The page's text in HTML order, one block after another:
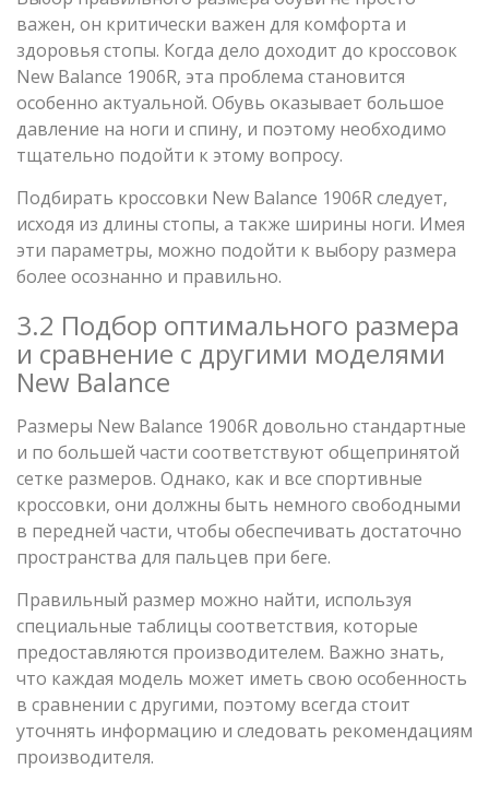
важен, он критически важен для комфорта и
здоровья стопы. Когда дело доходит до кроссовок
New Balance 1906R, эта проблема становится
особенно актуальной. Обувь оказывает большое
давление на ноги и спину, и поэтому необходимо
тщательно подойти к этому вопросу.
Подбирать кроссовки New Balance 1906R следует,
исходя из длины стопы, а также ширины ноги. Имея
эти параметры, можно подойти к выбору размера
более осознанно и правильно.
3.2 Подбор оптимального размера
и сравнение с другими моделями
New Balance
Размеры New Balance 1906R довольно стандартные
и по большей части соответствуют общепринятой
сетке размеров. Однако, как и все спортивные
кроссовки, они должны быть немного свободными
в передней части, чтобы обеспечивать достаточно
пространства для пальцев при беге.
Правильный размер можно найти, используя
специальные таблицы соответствия, которые
предоставляются производителем. Важно знать,
что каждая модель может иметь свою особенность
в сравнении с другими, поэтому всегда стоит
уточнять информацию и следовать рекомендациям
производителя.